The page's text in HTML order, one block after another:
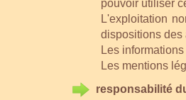
pouvoir utiliser
L'exploitation
dispositions des
Les
Les mentions
responsabilité